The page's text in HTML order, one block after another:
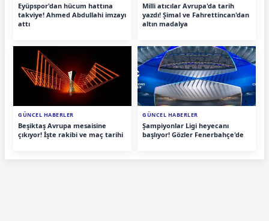
Eyüpspor'dan hücum hattına
takviye! Ahmed Abdullahi imzayı
attı
Milli atıcılar Avrupa'da tarih
yazdı! Şimal ve Fahrettincan'dan
altın madalya
GÜNCEL HABERLER
Beşiktaş Avrupa mesaisine
çıkıyor! İşte rakibi ve maç tarihi
GÜNCEL HABERLER
Şampiyonlar Ligi heyecanı
başlıyor! Gözler Fenerbahçe'de